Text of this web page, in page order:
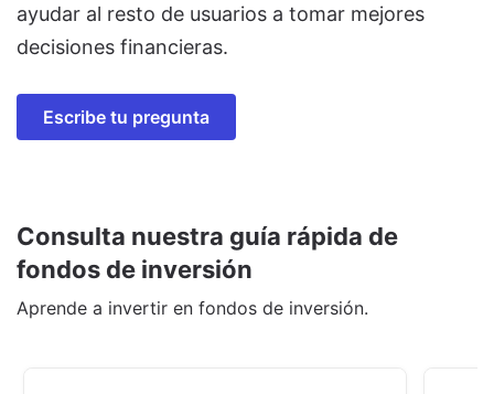
ayudar al resto de usuarios a tomar mejores
decisiones financieras.
Escribe tu pregunta
Consulta nuestra guía rápida de
fondos de inversión
Aprende a invertir en fondos de inversión.